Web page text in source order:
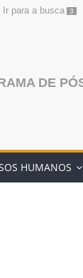
Ir para a busca 3
DE
HUMANOS